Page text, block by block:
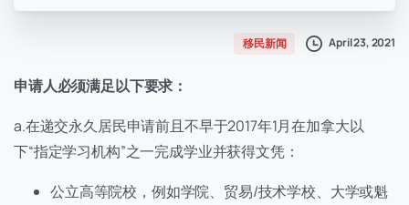
移民新闻 April 23, 2021
申请人必须满足以下要求：
a.在递交永久居民申请前且不早于2017年1月在加拿大以
下“指定学习机构”之一完成学业并获得文凭：
公立高等院校，例如学院、贸易/技术学校、大学或魁